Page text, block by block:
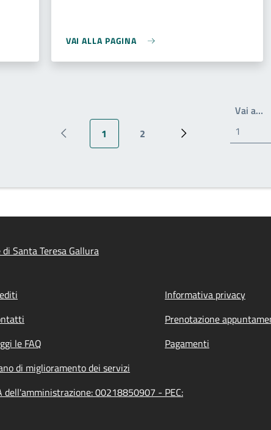
VAI ALLA PAGINA
Pagina precedente
Pagina attuale
1
Pagina
2
Pagina successiva
Vai a…
di Santa Teresa Gallura
Informativa privacy
Prenotazione
le FAQ Pagamenti
di miglioramento dei servizi
dell'amministrazione: 00218850907 - PEC: